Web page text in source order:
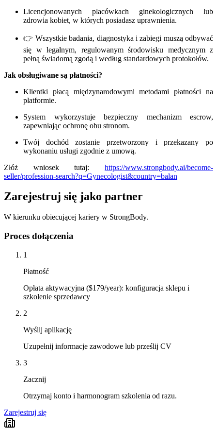
Licencjonowanych placówkach ginekologicznych lub
zdrowia kobiet, w których posiadasz uprawnienia.
👉 Wszystkie badania, diagnostyka i zabiegi muszą odbywać
się w legalnym, regulowanym środowisku medycznym z
pełną świadomą zgodą i według standardowych protokołów.
Jak obsługiwane są płatności?
Klientki płacą międzynarodowymi metodami płatności na
platformie.
System wykorzystuje bezpieczny mechanizm escrow,
zapewniając ochronę obu stronom.
Twój dochód zostanie przetworzony i przekazany po
wykonaniu usługi zgodnie z umową.
Złóż wniosek tutaj: https://www.strongbody.ai/become-
seller/profession-search?q=Gynecologist&country=balan
Zarejestruj się jako partner
W kierunku obiecującej kariery w StrongBody.
Proces dołączenia
1
Płatność
Opłata aktywacyjna ($179/year): konfiguracja sklepu i
szkolenie sprzedawcy
2
Wyślij aplikację
Uzupełnij informacje zawodowe lub prześlij CV
3
Zacznij
Otrzymaj konto i harmonogram szkolenia od razu.
Zarejestruj się